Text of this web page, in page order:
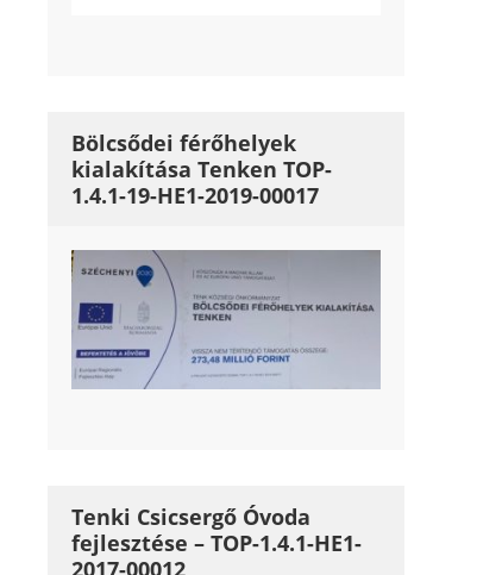
Bölcsődei férőhelyek
kialakítása Tenken TOP-
1.4.1-19-HE1-2019-00017
Tenki Csicsergő Óvoda
fejlesztése – TOP-1.4.1-HE1-
2017-00012